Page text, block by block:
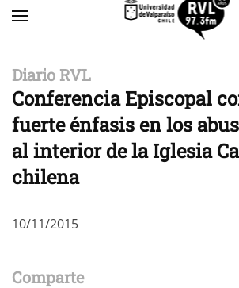
Diario RVL
Conferencia Episcopal
fuerte énfasis en los
al interior de la Iglesia
chilena
10/11/2015
Comparte